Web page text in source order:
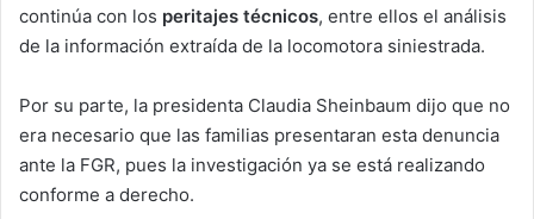
continúa con los peritajes técnicos, entre ellos el análisis
de la información extraída de la locomotora siniestrada.
Por su parte, la presidenta Claudia Sheinbaum dijo que no
era necesario que las familias presentaran esta denuncia
ante la FGR, pues la investigación ya se está realizando
conforme a derecho.